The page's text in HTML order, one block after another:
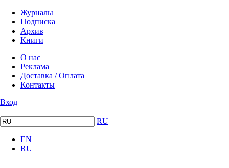
Журналы
Подписка
Архив
Книги
О нас
Реклама
Доставка / Оплата
Контакты
Вход
RU
EN
RU